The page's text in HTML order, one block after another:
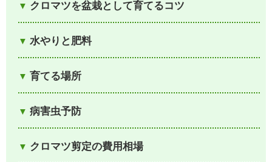
クロマツを盆栽として育てるコツ
水やりと肥料
育てる場所
病害虫予防
クロマツ剪定の費用相場